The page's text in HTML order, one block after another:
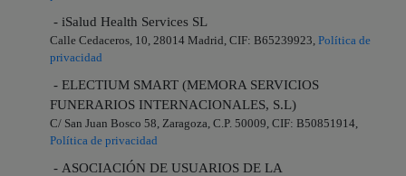
- iSalud Health Services SL
Calle Cedaceros, 10, 28014 Madrid, CIF: B65239923, Política de
privacidad
- ELECTIUM SMART (MEMORA SERVICIOS
FUNERARIOS INTERNACIONALES, S.L)
C/ San Juan Bosco 58, Zaragoza, C.P. 50009, CIF: B50851914,
Política de privacidad
- ASOCIACIÓN DE USUARIOS DE LA